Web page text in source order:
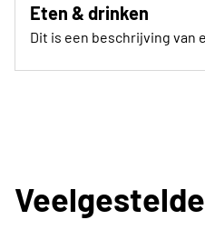
Eten & drinken
Dit is een beschrijving van